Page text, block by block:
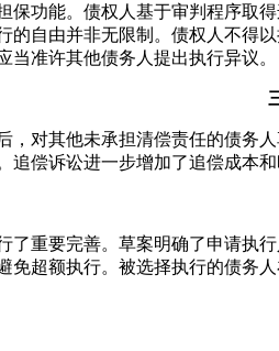
保功能。债权人基于审判程序取
的自由并非无限制。债权人不得
准许其他债务人提出执行异议。
，对其他未承担清偿责任的债务
偿诉讼进一步增加了追偿成本
了重要完善。草案明确了申请执
免超额执行。被选择执行的债务